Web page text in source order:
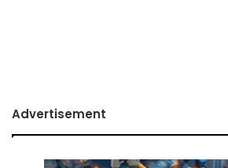
Advertisement